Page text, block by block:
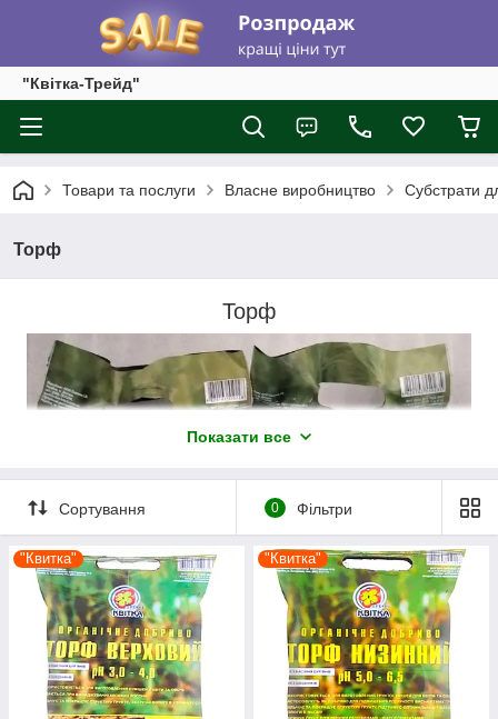
"Квітка-Трейд"
Товари та послуги Власне виробництво Субстрати
Торф
Торф
Показати все
Сортування 0 Фільтри
"Квитка" "Квитка"